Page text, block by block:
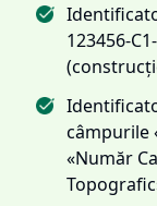
123456-
câmpurile
«Număr